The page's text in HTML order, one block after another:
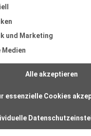
Verbände und
Webseite
Events,
Prozesse
geschützte
Service-Angebote
stärker
der Service-Gruppen,
und Marketing
Medien
Alle akzeptieren
essenzielle Cookies